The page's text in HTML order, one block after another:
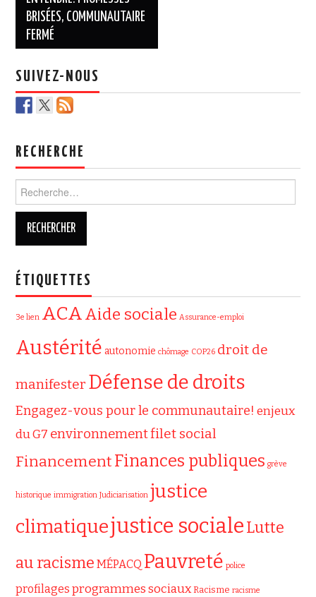
BRISÉES, COMMUNAUTAIRE
FERMÉ
SUIVEZ-NOUS
RECHERCHE
ÉTIQUETTES
3e lien ACAAide sociale Assurance-emploi
Austérité autonomie chômage COP26 droit de
manifester Défense de droits
Engagez-vous pour le communautaire! enjeux
du G7 environnementfilet social
FinancementFinances publiques grève
historique immigration Judiciarisation justice
climatiquejustice socialeLutte
au racisme MÉPACQ Pauvreté police
profilages programmes sociaux Racisme racisme